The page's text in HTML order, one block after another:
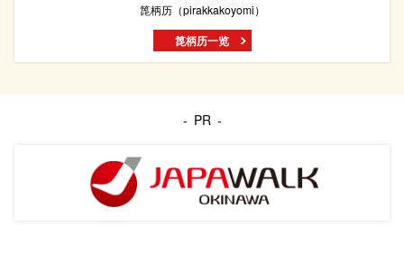
箆柄历（pirakkakoyomi）
箆柄历一览
PR